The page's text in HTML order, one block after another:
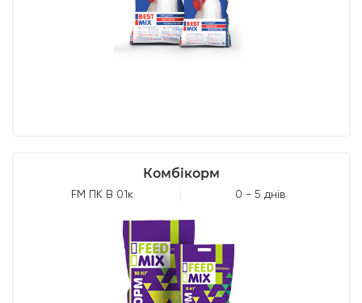
Комбікорм
FМ ПК B 01к 0 - 5 днів